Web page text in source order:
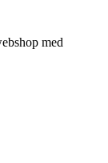
med